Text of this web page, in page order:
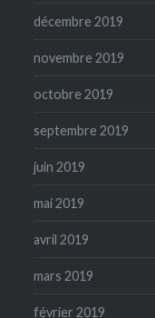
décembre 2019
novembre 2019
octobre 2019
septembre 2019
juin 2019
mai 2019
avril 2019
mars 2019
février 2019